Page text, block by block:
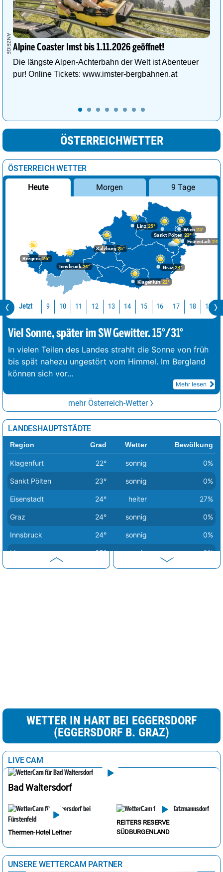
Alpine Coaster Imst bis 1.11.2026 geöffnet!
Die längste Alpen-Achterbahn der Welt ist Abenteuer
pur! Online Tickets: www.imster-bergbahnen.at
ÖSTERREICHWETTER
ÖSTERREICH WETTER
Heute Morgen 9 Tage
Bregenz26°
Graz24°
Innsbruck24°
Klagenfurt 22°
Linz25°
Salzburg25°
Wien 25°
Eisenstadt 24°
Sankt Pölten 23°
Jetzt 9 10 11 12 13 14 15 16 17 18 19
Viel Sonne, später im SW Gewitter. 15°/31°
In vielen Teilen des Landes strahlt die Sonne von früh
bis spät nahezu ungestört vom Himmel. Im Bergland
können sich vor...
Mehr lesen
mehr Österreich-Wetter
LANDESHAUPTSTÄDTE
Region Grad Wetter Bewölkung
Klagenfurt 22° sonnig 0%
Sankt Pölten 23° sonnig 0%
Eisenstadt 24° heiter 27%
Graz 24° sonnig 0%
Innsbruck 24° sonnig 0%
Linz 25° sonnig 0%
Salzburg 25° sonnig 0%
WETTER IN HART BEI EGGERSDORF
(EGGERSDORF B. GRAZ)
LIVE CAM
Bad Waltersdorf
Thermen-Hotel Leitner
REITERS RESERVE
SÜDBURGENLAND
UNSERE WETTERCAM PARTNER